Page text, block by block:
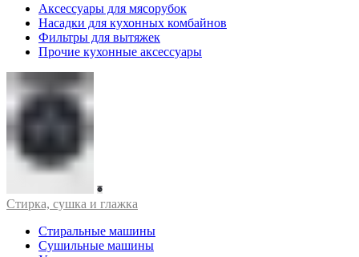
Аксессуары для мясорубок
Насадки для кухонных комбайнов
Фильтры для вытяжек
Прочие кухонные аксессуары
Стирка, сушка и глажка
Стиральные машины
Сушильные машины